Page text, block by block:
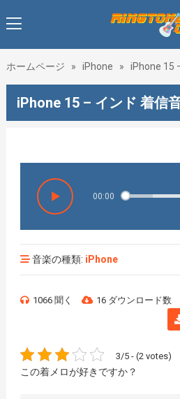
ホームページ » iPhone » iPhone 15
iPhone 15 – インド 着信
00:00
音楽の種類: iPhone
1066 聞く 16 ダウンロード数
3/5 - (2 votes)
この着メロが好きですか？